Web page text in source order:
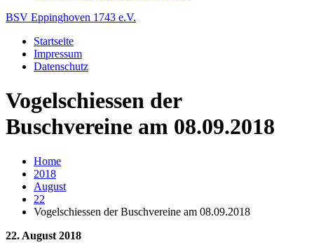
BSV Eppinghoven 1743 e.V.
Startseite
Impressum
Datenschutz
Vogelschiessen der
Buschvereine am 08.09.2018
Home
2018
August
22
Vogelschiessen der Buschvereine am 08.09.2018
22. August 2018